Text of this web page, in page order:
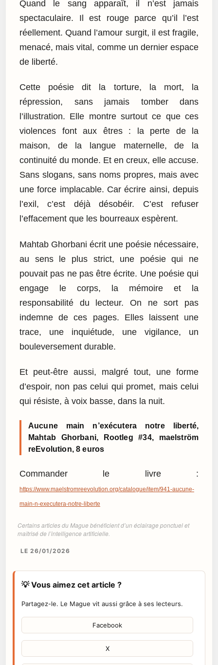
Quand le sang apparaît, il n’est jamais
spectaculaire. Il est rouge parce qu’il l’est
réellement. Quand l’amour surgit, il est fragile,
menacé, mais vital, comme un dernier espace
de liberté.
Cette poésie dit la torture, la mort, la
répression, sans jamais tomber dans
l’illustration. Elle montre surtout ce que ces
violences font aux êtres : la perte de la
maison, de la langue maternelle, de la
continuité du monde. Et en creux, elle accuse.
Sans slogans, sans noms propres, mais avec
une force implacable. Car écrire ainsi, depuis
l’exil, c’est déjà désobéir. C’est refuser
l’effacement que les bourreaux espèrent.
Mahtab Ghorbani écrit une poésie nécessaire,
au sens le plus strict, une poésie qui ne
pouvait pas ne pas être écrite. Une poésie qui
engage le corps, la mémoire et la
responsabilité du lecteur. On ne sort pas
indemne de ces pages. Elles laissent une
trace, une inquiétude, une vigilance, un
bouleversement durable.
Et peut-être aussi, malgré tout, une forme
d’espoir, non pas celui qui promet, mais celui
qui résiste, à voix basse, dans la nuit.
Aucune main n’exécutera notre liberté,
Mahtab Ghorbani, Rootleg #34, maelström
reEvolution, 8 euros
Commander le livre :
https://www.maelstromreevolution.org/catalogue/item/941-aucune-
main-n-executera-notre-liberte
Certains articles du Mague bénéficient d’un éclairage ponctuel et
maîtrisé de l’intelligence artificielle.
LE 26/01/2026
💡 Vous aimez cet article ?
Partagez-le. Le Mague vit aussi grâce à ses lecteurs.
Facebook
X